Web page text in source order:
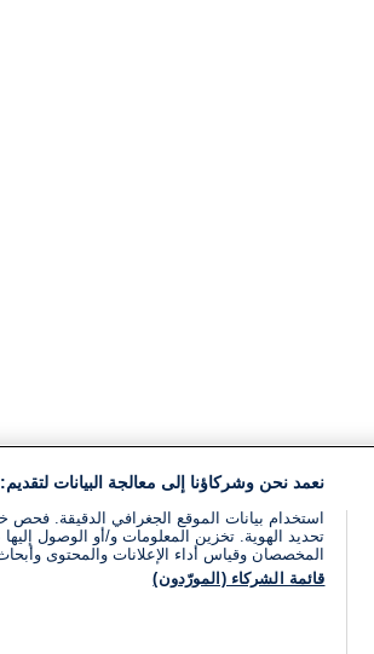
نعمد نحن وشركاؤنا إلى معالجة البيانات لتقديم:
استخدام بيانات الموقع الجغرافي الدقيقة.
تحديد الهوية. تخزين المعلومات و/أو الوصول
المخصصان وقياس أداء الإعلانات والمحتوى
قائمة الشركاء (المورّدون)